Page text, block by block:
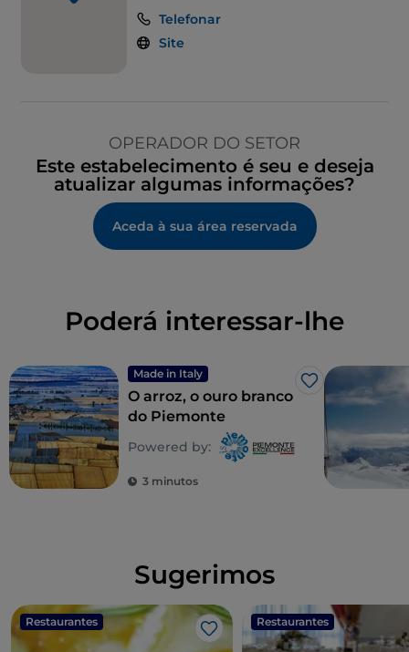
Telefonar
Site
OPERADOR DO SETOR
Este estabelecimento é seu e deseja
atualizar algumas informações?
Aceda à sua área reservada
Poderá interessar-lhe
Made in Italy
Gosto
O arroz, o ouro branco
do Piemonte
Powered by:
3 minutos
Sugerimos
Restaurantes
Gosto
Restaurantes